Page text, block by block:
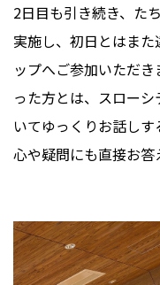
2日目も引き続き、た
実施し、初日とはま
ップへご参加いただ
った方とは、スロー
いてゆっくりお話し
心や疑問にも直接お答